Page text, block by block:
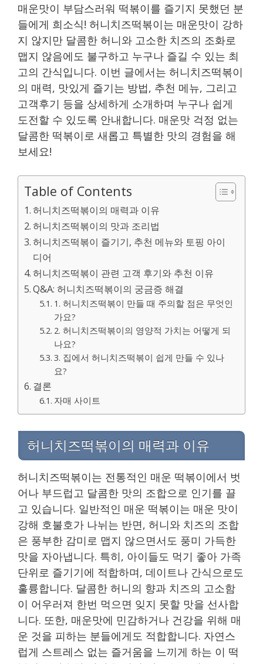
매운맛이 부담스러워 떡볶이를 즐기지 못했던 분
들에게 희소식! 허니치즈떡볶이는 매운맛이 강하
지 않지만 달콤한 허니와 고소한 치즈의 조화로
맵지 않음에도 불구하고 누구나 즐길 수 있는 최
고의 간식입니다. 이번 글에서는 허니치즈떡볶이
의 매력, 맛있게 즐기는 방법, 추천 메뉴, 그리고
고객후기 등을 상세하게 소개하며 누구나 쉽게
도전할 수 있도록 안내합니다. 매운맛 걱정 없는
달콤한 떡볶이로 새롭고 특별한 맛의 경험을 해
보세요!
Table of Contents
허니치즈떡볶이의 매력과 이유
허니치즈떡볶이의 맛과 조리법
허니치즈떡볶이 즐기기, 추천 메뉴와 토핑 아이
디어
허니치즈떡볶이 관련 고객 후기와 추천 이유
Q&A: 허니치즈떡볶이의 궁금증 해결
1. 허니치즈떡볶이 만들 때 주의할 점은 무엇인
가요?
2. 허니치즈떡볶이의 영양적 가치는 어떻게 되
나요?
3. 집에서 허니치즈떡볶이 쉽게 만들 수 있나
요?
결론
자매 사이트
허니치즈떡볶이의 매력과 이유
허니치즈떡볶이는 전통적인 매운 떡볶이에서 벗
어나 부드럽고 달콤한 맛의 조합으로 인기를 끌
고 있습니다. 일반적인 매운 떡볶이는 매운 맛이
강해 호불호가 나뉘는 반면, 허니와 치즈의 조합
은 풍부한 감미로 맵지 않으면서도 풍미 가득한
맛을 자아냅니다. 특히, 아이들도 먹기 좋아 가족
단위로 즐기기에 적합하며, 데이트나 간식으로도
훌륭합니다. 달콤한 허니의 향과 치즈의 고소함
이 어우러져 한번 먹으면 잊지 못할 맛을 선사합
니다. 또한, 매운맛에 민감하거나 건강을 위해 매
운 것을 피하는 분들에게도 적합합니다. 자연스
럽게 스트레스 없는 즐거움을 느끼게 하는 이 떡